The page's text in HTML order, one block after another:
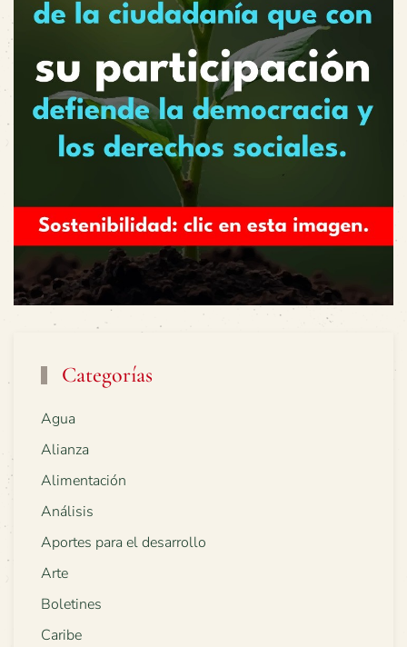
Categorías
Agua
Alianza
Alimentación
Análisis
Aportes para el desarrollo
Arte
Boletines
Caribe